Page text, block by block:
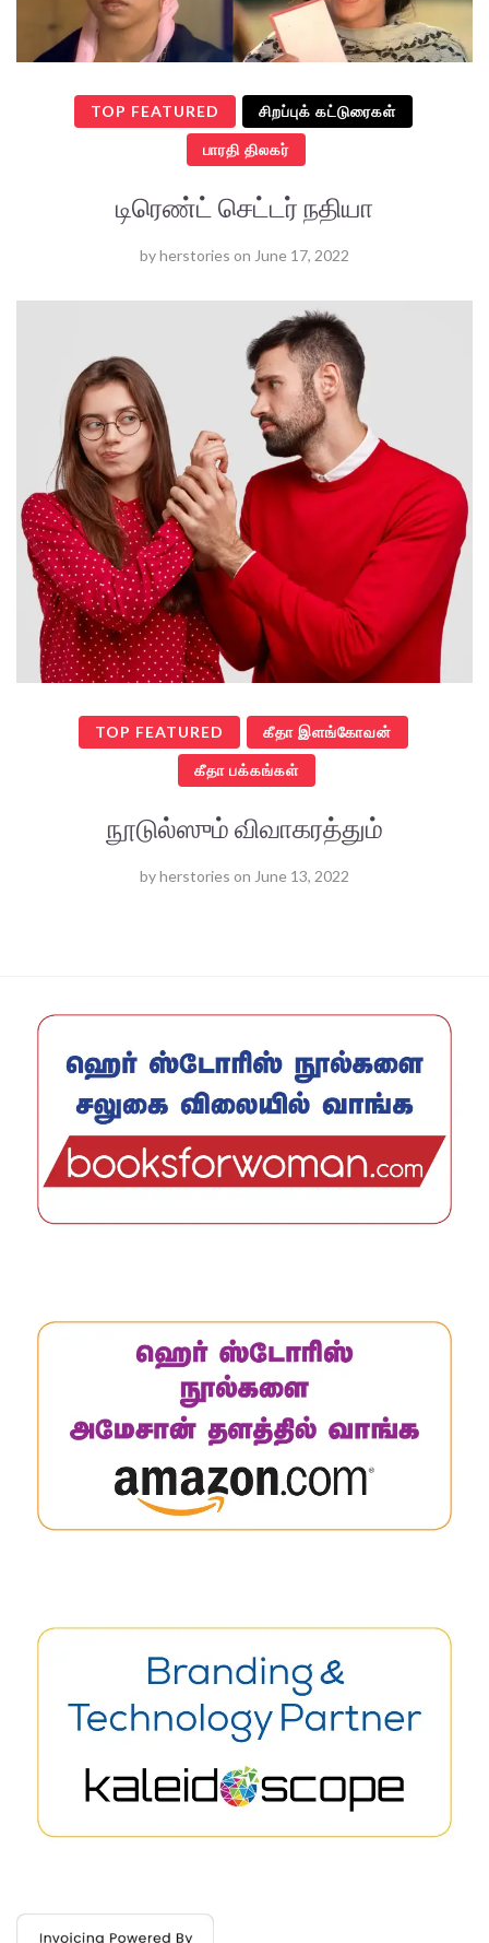
TOP FEATURED சிறப்புக் கட்டுரைகள்
பாரதி திலகர்
டிரெண்ட் செட்டர் நதியா
byherstories on June 17, 2022
TOP FEATURED கீதா இளங்கோவன்
கீதா பக்கங்கள்
நூடுல்ஸும் விவாகரத்தும்
byherstories on June 13, 2022